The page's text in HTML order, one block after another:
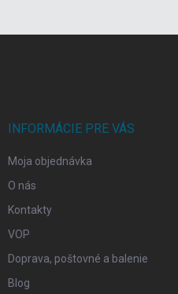
INFORMÁCIE PRE VÁS
Moja objednávka
O nás
Kontakty
VOP
Doprava, poštovné a balenie
Blog